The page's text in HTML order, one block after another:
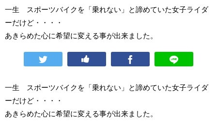
一生 スポーツバイクを「乗れない」と諦めていた女子ライダ
ーだけど・・・・
あきらめた心に希望に変える事が出来ました。
一生 スポーツバイクを「乗れない」と諦めていた女子ライダ
ーだけど・・・・
あきらめた心に希望に変える事が出来ました。